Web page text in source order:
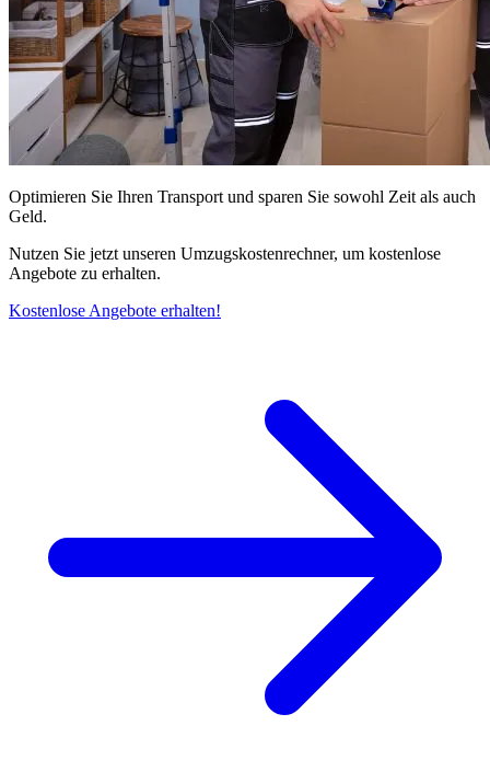
Optimieren Sie Ihren Transport und sparen Sie sowohl Zeit als auch
Geld.
Nutzen Sie jetzt unseren Umzugskostenrechner, um kostenlose
Angebote zu erhalten.
Kostenlose Angebote erhalten!